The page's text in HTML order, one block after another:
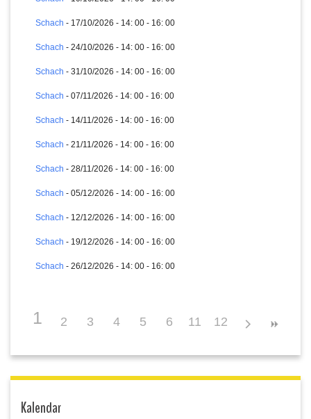
Schach - 17/10/2026 - 14: 00 - 16: 00
Schach - 24/10/2026 - 14: 00 - 16: 00
Schach - 31/10/2026 - 14: 00 - 16: 00
Schach - 07/11/2026 - 14: 00 - 16: 00
Schach - 14/11/2026 - 14: 00 - 16: 00
Schach - 21/11/2026 - 14: 00 - 16: 00
Schach - 28/11/2026 - 14: 00 - 16: 00
Schach - 05/12/2026 - 14: 00 - 16: 00
Schach - 12/12/2026 - 14: 00 - 16: 00
Schach - 19/12/2026 - 14: 00 - 16: 00
Schach - 26/12/2026 - 14: 00 - 16: 00
1 2 3 4 5 6 7 8 9 10
11 12
Kalendar